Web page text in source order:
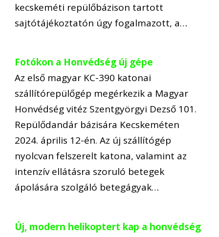
kecskeméti repülőbázison tartott
sajtótájékoztatón úgy fogalmazott, a…
Fotókon a Honvédség új gépe
Az első magyar KC-390 katonai
szállítórepülőgép megérkezik a Magyar
Honvédség vitéz Szentgyörgyi Dezső 101.
Repülődandár bázisára Kecskeméten
2024. április 12-én. Az új szállítógép
nyolcvan felszerelt katona, valamint az
intenzív ellátásra szoruló betegek
ápolására szolgáló betegágyak…
Új, modern helikoptert kap a honvédség